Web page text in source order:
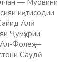
— Муовини
иқтисодии
Алӣ
Ҷумҳурии
Фолеҳ —
Саудӣ